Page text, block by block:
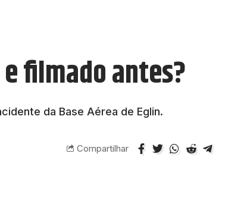
filmado antes?
da Base Aérea de Eglin.
Compartilhar